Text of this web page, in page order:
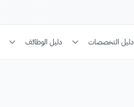
دليل التخصصات دليل الوظائف